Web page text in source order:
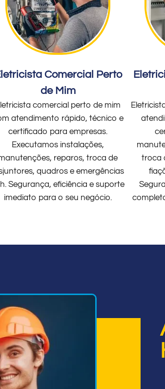
Comercial Perto
de Mim
comercial perto de mim
atendimento rápido, técnico e
certificado para empresas.
Executamos instalações,
reparos, troca de
quadros e emergências
Segurança, eficiência e suporte
imediato para o seu negócio.
troca